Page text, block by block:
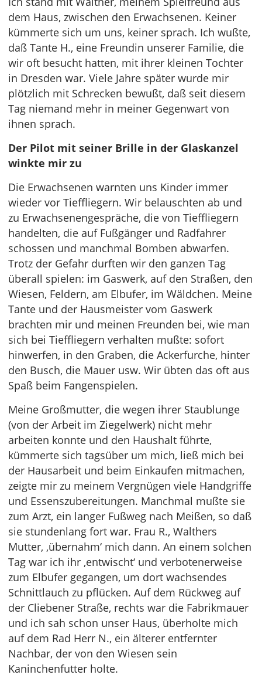
dem Haus, zwischen den Erwachsenen. Keiner
kümmerte sich um uns, keiner sprach. Ich wußte,
daß Tante H., eine Freundin unserer Familie, die
wir oft besucht hatten, mit ihrer kleinen Tochter
in Dresden war. Viele Jahre später wurde mir
plötzlich mit Schrecken bewußt, daß seit diesem
Tag niemand mehr in meiner Gegenwart von
ihnen sprach.
Der Pilot mit seiner Brille in der Glaskanzel
winkte mir zu
Die Erwachsenen warnten uns Kinder immer
wieder vor Tieffliegern. Wir belauschten ab und
zu Erwachsenengespräche, die von Tieffliegern
handelten, die auf Fußgänger und Radfahrer
schossen und manchmal Bomben abwarfen.
Trotz der Gefahr durften wir den ganzen Tag
überall spielen: im Gaswerk, auf den Straßen, den
Wiesen, Feldern, am Elbufer, im Wäldchen. Meine
Tante und der Hausmeister vom Gaswerk
brachten mir und meinen Freunden bei, wie man
sich bei Tieffliegern verhalten mußte: sofort
hinwerfen, in den Graben, die Ackerfurche, hinter
den Busch, die Mauer usw. Wir übten das oft aus
Spaß beim Fangenspielen.
Meine Großmutter, die wegen ihrer Staublunge
(von der Arbeit im Ziegelwerk) nicht mehr
arbeiten konnte und den Haushalt führte,
kümmerte sich tagsüber um mich, ließ mich bei
der Hausarbeit und beim Einkaufen mitmachen,
zeigte mir zu meinem Vergnügen viele Handgriffe
und Essenszubereitungen. Manchmal mußte sie
zum Arzt, ein langer Fußweg nach Meißen, so daß
sie stundenlang fort war. Frau R., Walthers
Mutter, ‚übernahm‘ mich dann. An einem solchen
Tag war ich ihr ‚entwischt‘ und verbotenerweise
zum Elbufer gegangen, um dort wachsendes
Schnittlauch zu pflücken. Auf dem Rückweg auf
der Cliebener Straße, rechts war die Fabrikmauer
und ich sah schon unser Haus, überholte mich
auf dem Rad Herr N., ein älterer entfernter
Nachbar, der von den Wiesen sein
Kaninchenfutter holte.